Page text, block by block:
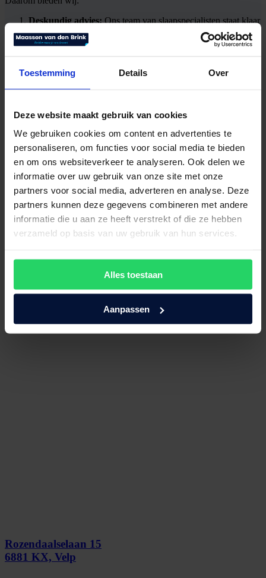
Toestemming Details Over
Deze website maakt gebruik van cookies
We gebruiken cookies om content en advertenties te
personaliseren, om functies voor social media te bieden
en om ons websiteverkeer te analyseren. Ook delen we
informatie over uw gebruik van onze site met onze
partners voor social media, adverteren en analyse. Deze
partners kunnen deze gegevens combineren met andere
informatie die u aan ze heeft verstrekt of die ze hebben
verzameld op basis van uw gebruik van hun services.
Alles toestaan
Aanpassen
Deskundig advies:Ons team van slaapspecialisten staat klaar
om je te begeleiden bij het vinden van het perfecte bed. Of je
nu op zoek bent naar een boxspring, een verstelbaar bed of
zoals Auping, Schramm, Kreamat, Swissflex en nog veel
maatwerkoplossingen voor jouw slaapbehoeften. Onze
voorkeuren.
Proefliggen: In onze beddenwinkel moedigen we proefliggen
aan. Test onze bedden en matrassen in alle rust en ontdek
Uitgebreide garantie:Wij staan achter de kwaliteit van onze
producten. Daarom bieden wij uitgebreide garanties om jouw
gemoedsrust te waarborgen.
Rozendaalselaan 15
6881 KX, Velp